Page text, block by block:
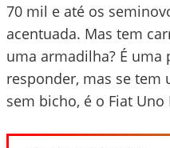
70 mil e até os
acentuada. Mas tem
uma armadilha? É
responder, mas se tem
sem bicho, é o Fiat Uno